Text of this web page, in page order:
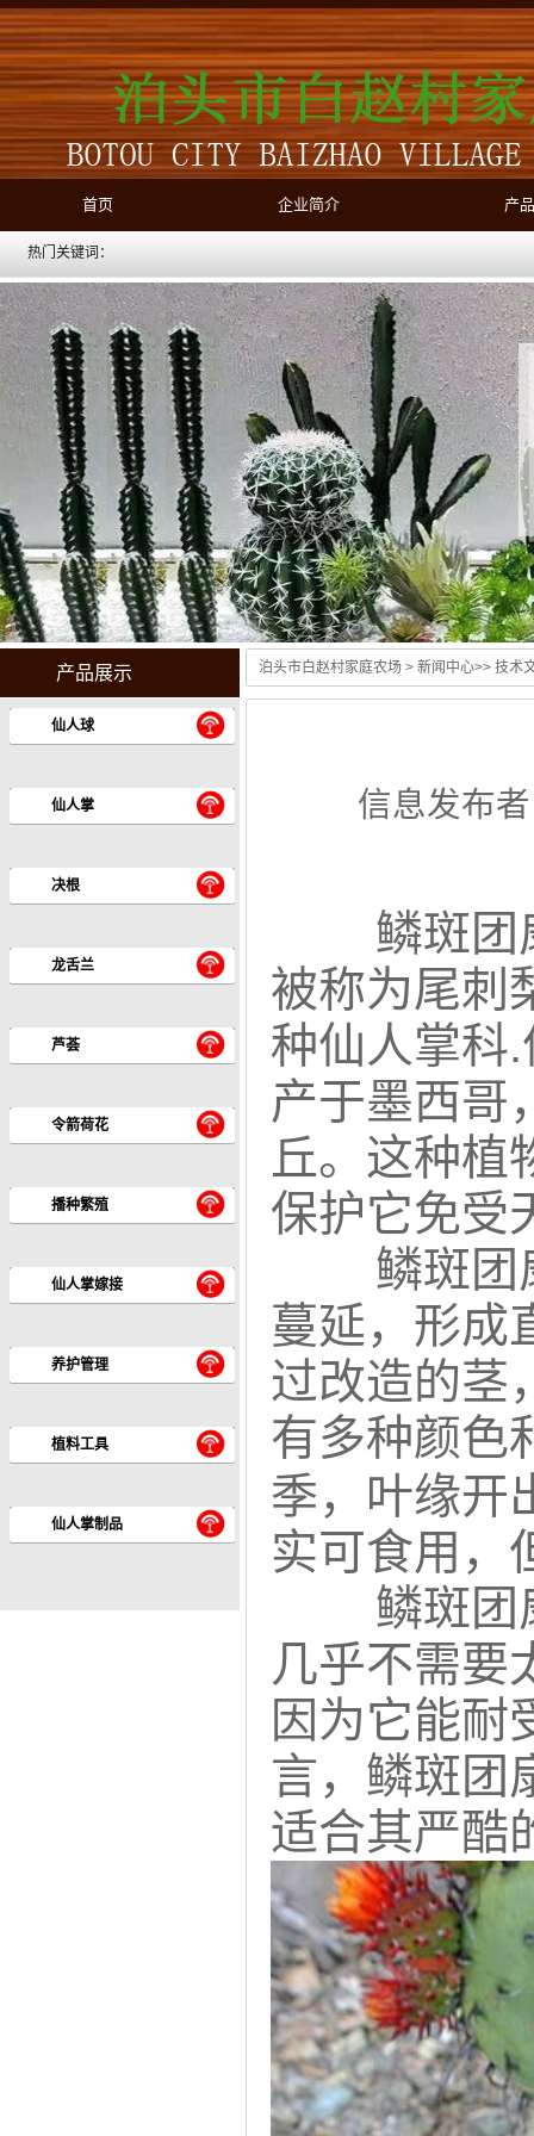
首页 企业简介 产
热门关键词：
产品展示
仙人球
仙人掌
决根
龙舌兰
芦荟
令箭荷花
播种繁殖
仙人掌嫁接
养护管理
植料工具
仙人掌制品
泊头市白赵村家庭农场 > 新闻中心>> 技术
信息发布
鳞斑团
被称为尾刺
种仙人掌科
产于墨西哥
丘。这种植
保护它免受
鳞斑团扇
蔓延，形成
过改造的茎
有多种颜色
季，叶缘开
实可食用，
鳞斑团
几乎不需要
因为它能耐
言，鳞斑团
适合其严酷